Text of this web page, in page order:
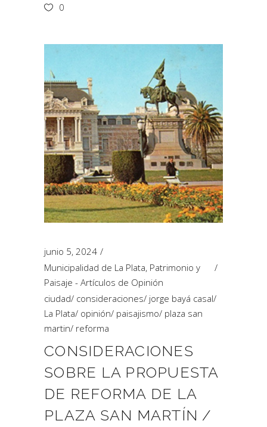
0
junio 5, 2024
Municipalidad de La Plata, Patrimonio y
Paisaje - Artículos de Opinión
ciudad/ consideraciones/ jorge bayá casal/
La Plata/ opinión/ paisajismo/ plaza san
martin/ reforma
CONSIDERACIONES
SOBRE LA PROPUESTA
DE REFORMA DE LA
PLAZA SAN MARTÍN /